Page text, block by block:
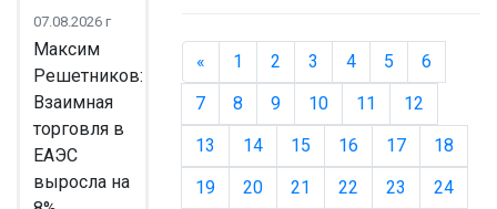
07.08.2026 г
Максим
Решетников:
Взаимная
торговля в
ЕАЭС
выросла на
« Назад
1 2 3 4 5
6
7
8 9 10 11
12
13
14 15 16 17
18
19
20 21 22 23
24